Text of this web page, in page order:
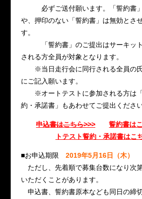
必ずご送付願います。「誓約書」
や、押印のない「誓約書」は無効とさ
す。
「誓約書」のご提出はサーキット
される方全員が対象となります。
※当日走行会に同行される全員の氏
にご記入願います。
※オートテストに参加される方は「
約・承諾書」もあわせてご提出ください
申込書はこちら>>> 誓約書は
トテスト誓約・承諾書はこ
■お申込期限 2019年5月16日（木）
ただし、先着順で募集台数になり次
いただくことがあります。
申込書、誓約書原本なども同日の締